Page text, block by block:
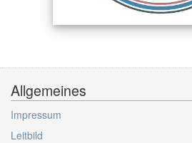
Allgemeines
Impressum
Leitbild